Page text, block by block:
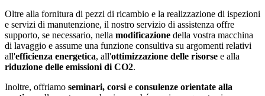
Oltre alla fornitura di pezzi di ricambio e la realizzazione di ispezioni
e servizi di manutenzione, il nostro servizio di assistenza offre
supporto, se necessario, nella modificazione della vostra macchina
di lavaggio e assume una funzione consultiva su argomenti relativi
all'efficienza energetica, all'ottimizzazione delle risorse e alla
riduzione delle emissioni di CO2.
Inoltre, offriamo seminari, corsi e consulenze orientate alla